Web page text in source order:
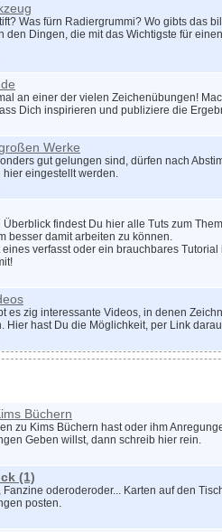
Was fürn Radiergrummi? Wo gibts das
den Dingen, die mit das Wichtigste für
an einer der vielen Zeichenübungen!
Dich inspirieren und publiziere die
Werke
gut gelungen sind, dürfen nach
hier eingestellt werden.
Überblick findest Du hier alle Tuts zum
besser damit arbeiten zu können.
eines verfasst oder ein brauchbares
es zig interessante Videos, in denen
Hier hast Du die Möglichkeit, per Link
Büchern
zu Kims Büchern hast oder ihm
Geben willst, dann schreib hier rein.
(1)
Fanzine oderoderoder... Karten auf den
posten.